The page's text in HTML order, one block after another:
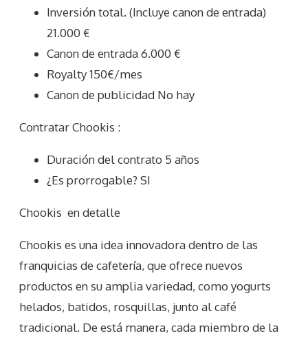
Inversión total. (Incluye canon de entrada)
21.000 €
Canon de entrada 6.000 €
Royalty 150€/mes
Canon de publicidad No hay
Contratar Chookis :
Duración del contrato 5 años
¿Es prorrogable? SI
Chookis en detalle
Chookis es una idea innovadora dentro de las
franquicias de cafetería, que ofrece nuevos
productos en su amplia variedad, como yogurts
helados, batidos, rosquillas, junto al café
tradicional. De está manera, cada miembro de la